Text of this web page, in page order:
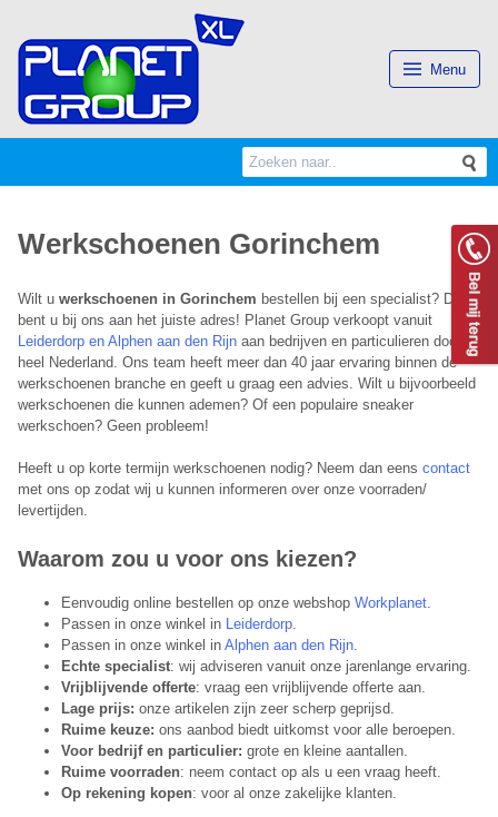
Menu
Search
for:
Werkschoenen Gorinchem
Wilt u werkschoenen in Gorinchem bestellen bij een specialist? Dan
bent u bij ons aan het juiste adres! Planet Group verkoopt vanuit
Leiderdorp en Alphen aan den Rijn aan bedrijven en particulieren door
heel Nederland. Ons team heeft meer dan 40 jaar ervaring binnen de
werkschoenen branche en geeft u graag een advies. Wilt u bijvoorbeeld
werkschoenen die kunnen ademen? Of een populaire sneaker
werkschoen? Geen probleem!
Heeft u op korte termijn werkschoenen nodig? Neem dan eens contact
met ons op zodat wij u kunnen informeren over onze voorraden/
levertijden.
Waarom zou u voor ons kiezen?
Eenvoudig online bestellen op onze webshop Workplanet
Passen in onze winkel in Leiderdorp
Passen in onze winkel in Alphen aan den Rijn
Echte specialist: wij adviseren vanuit onze jarenlange ervaring.
Vrijblijvende offerte: vraag een vrijblijvende offerte aan.
Lage prijs: onze artikelen zijn zeer scherp geprijsd.
Ruime keuze: ons aanbod biedt uitkomst voor alle beroepen.
Voor bedrijf en particulier: grote en kleine aantallen.
Ruime voorraden: neem contact op als u een vraag heeft.
Op rekening kopen: voor al onze zakelijke klanten.
(Esc)